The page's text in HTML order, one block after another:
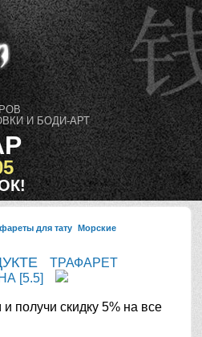
И БОДИ-АРТ
для тату Морские
ТРАФАРЕТ
[5.5]
получи скидку 5% на все